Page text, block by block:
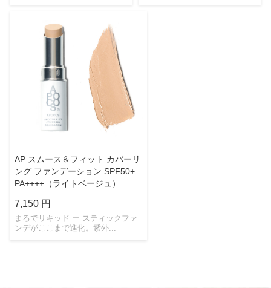
AP スムース＆フィット カバーリ
ング ファンデーション SPF50+
PA++++（ライトベージュ）
7,150 円
まるでリキッド ー スティックファ
ンデがここまで進化。紫外...